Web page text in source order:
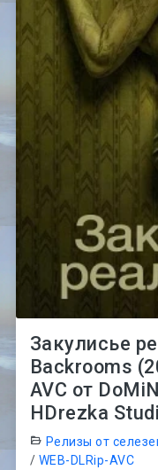
Закулисье
Backrooms
AVC от
HDrezka
Релизы от
/ WEB-DLRip-AVC